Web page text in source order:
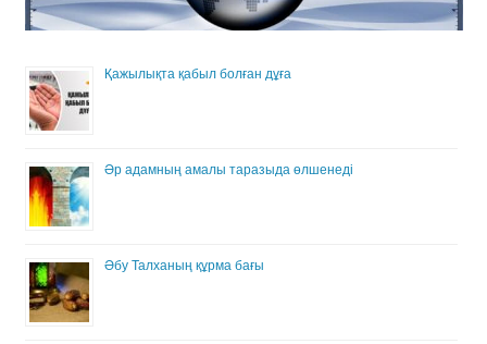
Қажылықта қабыл болған дұға
Әр адамның амалы таразыда өлшенеді
Әбу Талханың құрма бағы